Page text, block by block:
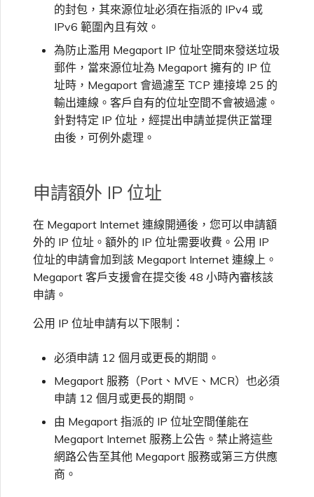
VMware Cloud
Wasabi
Palo Alto Networks
Peplink FusionHub
Versa SD-WAN
使用 MVE 主控台
MVE 常見問題
從 MVE 建立至 AWS 的 VXC
從 MVE 建立至 Azure 的
從 MVE 建立至 Google 的
變更 IX 設定
遷移 VXC 和 IX
關閉 VXC 和 IX
監控服務狀態
Azure 服務金鑰 API 回應欄
X-Auth Token 淘汰常見問題
API 淘汰常見問題
單一登入（SSO）功能與使
疑難排解後續步驟
提供偵錯資訊以加快支援回應
的封包，其來源位址必須在指派的 IPv4 或
IPv6 範圍內且有效。
為防止濫用 Megaport IP 位址空間來發送垃圾
郵件，當來源位址為 Megaport 擁有的 IP 位
址時，Megaport 會過濾至 TCP 連接埠 25 的
輸出連線。客戶自有的位址空間不會被過濾。
針對特定 IP 位址，經提出申請並提供正當理
由後，可例外處理。
申請額外 IP 位址
在 Megaport Internet 連線開通後，您可以申請額
外的 IP 位址。額外的 IP 位址需要收費。公用 IP
位址的申請會加到該 Megaport Internet 連線上。
Megaport 客戶支援會在提交後 48 小時內審核該
申請。
公用 IP 位址申請有以下限制：
必須申請 12 個月或更長的期間。
Megaport 服務（Port、MVE、MCR）也必須
申請 12 個月或更長的期間。
由 Megaport 指派的 IP 位址空間僅能在
Megaport Internet 服務上公告。禁止將這些
網路公告至其他 Megaport 服務或第三方供應
商。